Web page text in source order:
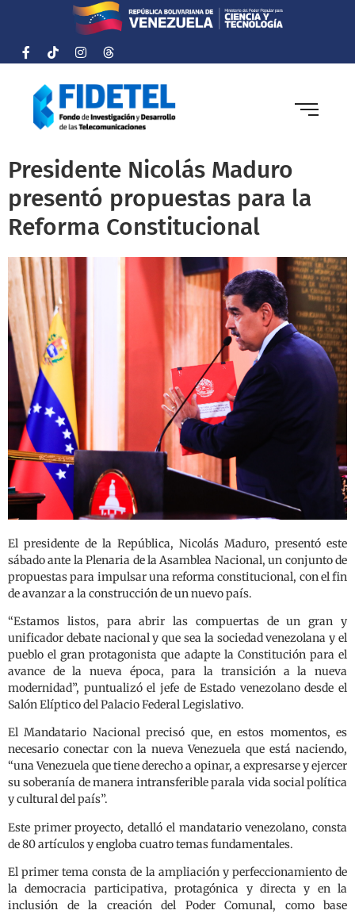
Presidente Nicolás Maduro
presentó propuestas para la
Reforma Constitucional
El presidente de la República, Nicolás Maduro, presentó este
sábado ante la Plenaria de la Asamblea Nacional, un conjunto de
propuestas para impulsar una reforma constitucional, con el fin
de avanzar a la construcción de un nuevo país.
“Estamos listos, para abrir las compuertas de un gran y
unificador debate nacional y que sea la sociedad venezolana y el
pueblo el gran protagonista que adapte la Constitución para el
avance de la nueva época, para la transición a la nueva
modernidad”, puntualizó el jefe de Estado venezolano desde el
Salón Elíptico del Palacio Federal Legislativo.
El Mandatario Nacional precisó que, en estos momentos, es
necesario conectar con la nueva Venezuela que está naciendo,
“una Venezuela que tiene derecho a opinar, a expresarse y ejercer
su soberanía de manera intransferible parala vida social política
y cultural del país”.
Este primer proyecto, detalló el mandatario venezolano, consta
de 80 artículos y engloba cuatro temas fundamentales.
El primer tema consta de la ampliación y perfeccionamiento de
la democracia participativa, protagónica y directa y en la
inclusión de la creación del Poder Comunal, como base